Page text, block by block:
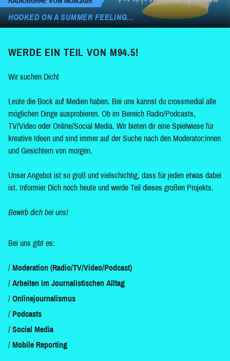
HOOKED ON A SUMMER FEELING…
WERDE EIN TEIL VON M94.5!
Wir suchen Dich!
Leute die Bock auf Medien haben. Bei uns kannst du crossmedial alle
möglichen Dinge ausprobieren. Ob im Bereich Radio/Podcasts,
TV/Video oder Online/Social Media. Wir bieten dir eine Spielwiese für
kreative Ideen und sind immer auf der Suche nach den Moderator:innen
und Gesichtern von morgen.
Unser Angebot ist so groß und vielschichtig, dass für jeden etwas dabei
ist. Informier Dich noch heute und werde Teil dieses großen Projekts.
Bewirb dich bei uns!
Bei uns gibt es:
Moderation (Radio/TV/Video/Podcast)
Arbeiten im Journalistischen Alltag
Onlinejournalismus
Podcasts
Social Media
Mobile Reporting